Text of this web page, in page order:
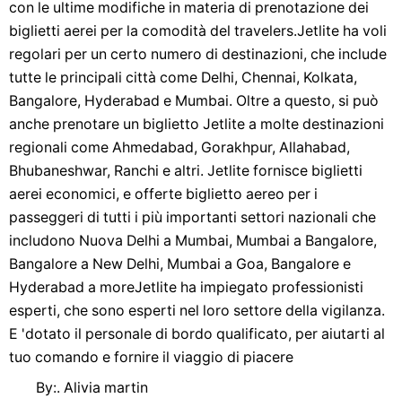
con le ultime modifiche in materia di prenotazione dei
biglietti aerei per la comodità del travelers.Jetlite ha voli
regolari per un certo numero di destinazioni, che include
tutte le principali città come Delhi, Chennai, Kolkata,
Bangalore, Hyderabad e Mumbai. Oltre a questo, si può
anche prenotare un biglietto Jetlite a molte destinazioni
regionali come Ahmedabad, Gorakhpur, Allahabad,
Bhubaneshwar, Ranchi e altri. Jetlite fornisce biglietti
aerei economici, e offerte biglietto aereo per i
passeggeri di tutti i più importanti settori nazionali che
includono Nuova Delhi a Mumbai, Mumbai a Bangalore,
Bangalore a New Delhi, Mumbai a Goa, Bangalore e
Hyderabad a moreJetlite ha impiegato professionisti
esperti, che sono esperti nel loro settore della vigilanza.
E 'dotato il personale di bordo qualificato, per aiutarti al
tuo comando e fornire il viaggio di piacere
By:. Alivia martin